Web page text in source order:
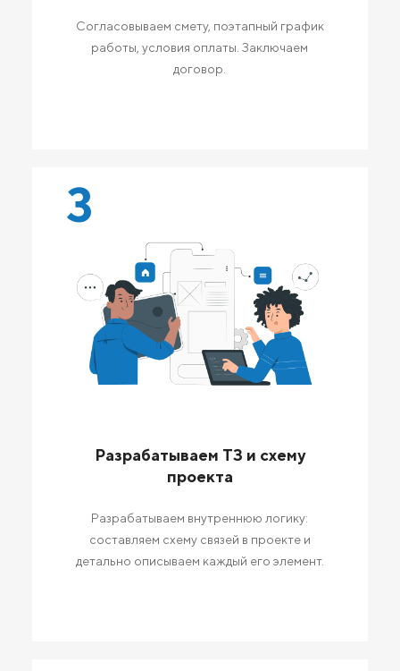
Согласовываем смету, поэтапный график
работы, условия оплаты. Заключаем
договор.
3
Разрабатываем ТЗ и схему
проекта
Разрабатываем внутреннюю логику:
составляем схему связей в проекте и
детально описываем каждый его элемент.